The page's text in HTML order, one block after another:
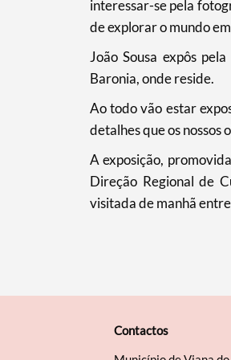
Filtros
interessar-se pela
de explorar o mundo
João Sousa expôs
Baronia, onde reside.
Ao todo vão estar
detalhes que os nossos
A exposição,
Direção Regional de
visitada de manhã
Contactos